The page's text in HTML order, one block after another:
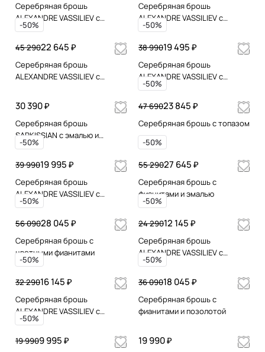
Серебряная брошь
ALEXANDRE VASSILIEV с
лолитами, фианитами и
марказитами Swarovski
Серебряная брошь
ALEXANDRE VASSILIEV с
зеленым агатом,
марказитами Swarovski и
микрожемчугом
-50%
22 645 ₽
45 290
Серебряная брошь
ALEXANDRE VASSILIEV с
Swarovski,топазом,гранатом,
аметистом и цитрином
-50%
19 495 ₽
38 990
Серебряная брошь
ALEXANDRE VASSILIEV с
зеленым агатом,
марказитами Swarovski и
микрожемчугом
30 390 ₽
Серебряная брошь
SARKISSIAN с эмалью и
позолотой
-50%
23 845 ₽
47 690
Серебряная брошь с топазом
-50%
19 995 ₽
39 990
Серебряная брошь
ALEXANDRE VASSILIEV с
гранатом, микрожемчугом и
марказитами Swarovski
-50%
27 645 ₽
55 290
Серебряная брошь с
фианитами и эмалью
-50%
28 045 ₽
56 090
Серебряная брошь с
цветными фианитами
-50%
12 145 ₽
24 290
Серебряная брошь
ALEXANDRE VASSILIEV с
гранатом, микрожемчугом и
марказитами Swarovski
-50%
16 145 ₽
32 290
Серебряная брошь
ALEXANDRE VASSILIEV с
марказитами Swarovski,
жемчугом и микрожемчугом
-50%
18 045 ₽
36 090
Серебряная брошь с
фианитами и позолотой
-50%
9 995 ₽
19 990
19 990 ₽